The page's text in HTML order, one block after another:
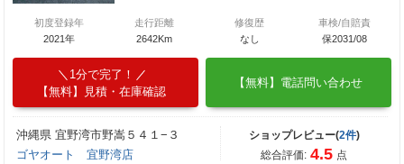
初度登録年
2021年
走行距離
2642Km
修復歴
なし
車検/自賠責
保2031/08
1分で完了！
【無料】見積・在庫確認
【無料】電話問い合わせ
沖縄県 宜野湾市野嵩５４１−３
ゴヤオート 宜野湾店
ショップレビュー(2件)
総合評価: 4.5 点